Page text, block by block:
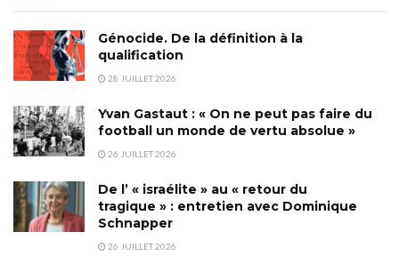
Génocide. De la définition à la
qualification
28 JUILLET 2026
Yvan Gastaut : « On ne peut pas faire du
football un monde de vertu absolue »
26 JUILLET 2026
De l’ « israélite » au « retour du
tragique » : entretien avec Dominique
Schnapper
26 JUILLET 2026